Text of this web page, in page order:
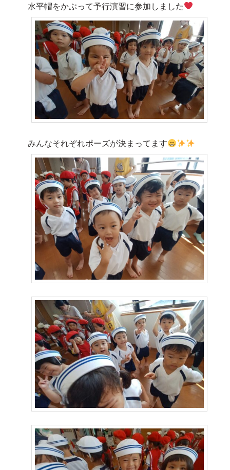
水平帽をかぶって予行演習に参加しました
みんなそれぞれポーズが決まってます